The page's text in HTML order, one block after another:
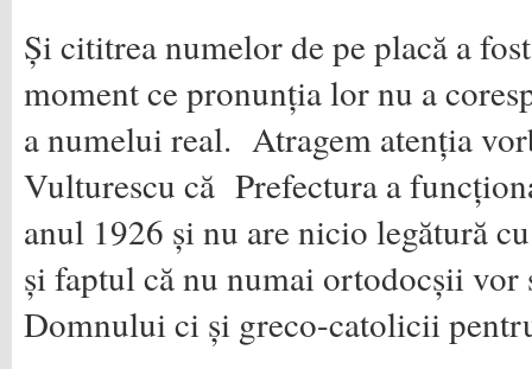
Și cititrea numelor de pe placă a
moment ce pronunția lor nu a
a numelui real. Atragem atenția
Vulturescu că Prefectura a
anul 1926 și nu are nicio legătură
și faptul că nu numai ortodocșii vor
Domnului ci și greco-catolicii